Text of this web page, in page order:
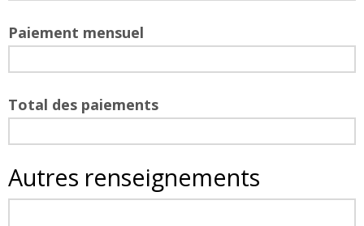
Paiement mensuel
Total des paiements
Autres renseignements